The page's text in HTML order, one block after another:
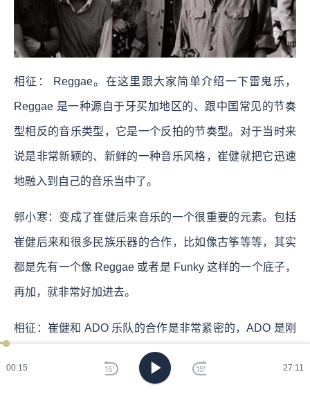
00:17 27:11
相征： Reggae。在这里跟大家简单介绍一下雷鬼乐，
Reggae 是一种源自于牙买加地区的、跟中国常见的节奏
型相反的音乐类型，它是一个反拍的节奏型。对于当时来
说是非常新颖的、新鲜的一种音乐风格，崔健就把它迅速
地融入到自己的音乐当中了。
郭小寒：变成了崔健后来音乐的一个很重要的元素。包括
崔健后来和很多民族乐器的合作，比如像古筝等等，其实
都是先有一个像 Reggae 或者是 Funky 这样的一个底子，
再加，就非常好加进去。
相征：崔健和 ADO 乐队的合作是非常紧密的，ADO 是刚
刚说的崔健第一张专辑《新长征路上摇滚》的录音乐手。
在 1989 年的时候，他还带着这支乐队去巴黎参加了演